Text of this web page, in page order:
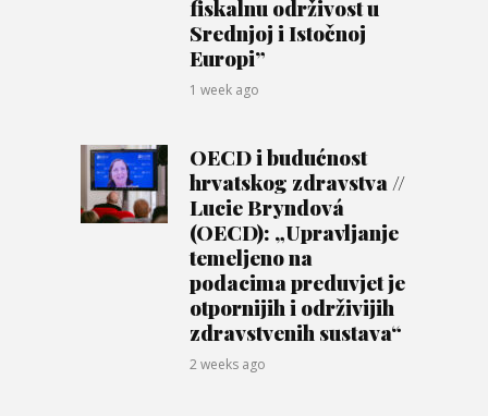
fiskalnu održivost u
Srednjoj i Istočnoj
Europi”
1 week ago
OECD i budućnost
hrvatskog zdravstva //
Lucie Bryndová
(OECD): „Upravljanje
temeljeno na
podacima preduvjet je
otpornijih i održivijih
zdravstvenih sustava“
2 weeks ago